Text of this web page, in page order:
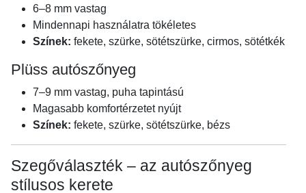
6–8 mm vastag
Mindennapi használatra tökéletes
Színek: fekete, szürke, sötétszürke, cirmos, sötétkék
Plüss autószőnyeg
7–9 mm vastag, puha tapintású
Magasabb komfortérzetet nyújt
Színek: fekete, szürke, sötétszürke, bézs
Szegőválaszték – az autószőnyeg
stílusos kerete